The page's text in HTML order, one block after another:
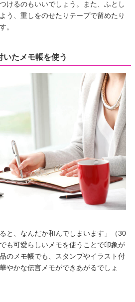
けるのもいいでしょう。また、ふとし
う、重しをのせたりテープで留めたり
。
たメモ帳を使う
と、なんだか和んでしまいます」（30
も可愛らしいメモを使うことで印象が
のメモ帳でも、スタンプやイラスト付
やかな伝言メモができあがるでしょ